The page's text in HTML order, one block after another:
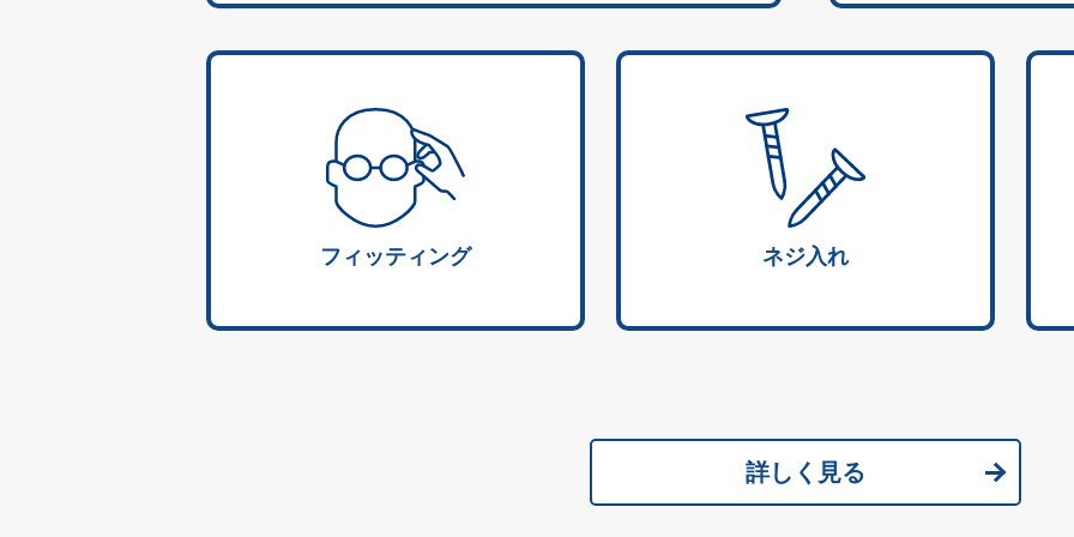
フィッティング ネジ入れ
詳しく見る